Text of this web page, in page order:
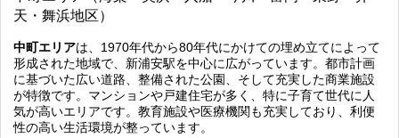
天・舞浜地区）
中町エリアは、1970年代から80年代にかけての埋め立てによって
形成された地域で、新浦安駅を中心に広がっています。都市計画
に基づいた広い道路、整備された公園、そして充実した商業施設
が特徴です。マンションや戸建住宅が多く、特に子育て世代に人
気が高いエリアです。教育施設や医療機関も充実しており、利便
性の高い生活環境が整っています。